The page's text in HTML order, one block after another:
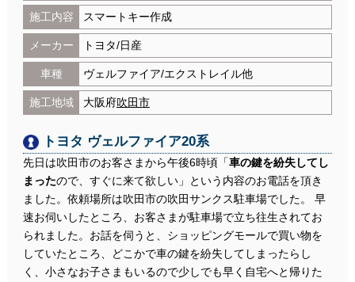
施工内容 スマートキー作成
メーカー トヨタ/日産
車種 ヴェルファイア/エクストレイル他
施工地域 大阪府吹田市
トヨタ ヴェルファイア20系
先日は吹田市のお客さまから午後6時頃「車の鍵を紛失してし
まったので、すぐに来て欲しい」という内容のお電話を頂き
ました。依頼場所は吹田市の吹田サンクス駐車場でした。 早
速お伺いしたところ、お客さまが駐車場で立ち往生されてお
られました。お話を伺うと、ショッピングモールで買い物を
していたところ、どこかで車の鍵を紛失してしまったらし
く、小さなお子さまもいるので少しでも早く自宅へと帰りた